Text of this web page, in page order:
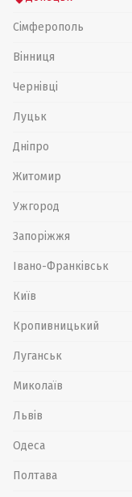
Сімферополь
Вінниця
Чернівці
Луцьк
Дніпро
Житомир
Ужгород
Запоріжжя
Івано-Франківськ
Київ
Кропивницький
Луганськ
Миколаїв
Львів
Одеса
Полтава